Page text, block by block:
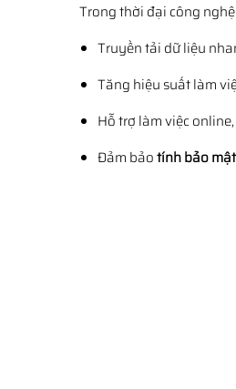
Trong thời đại công nghệ
Truyền tải dữ liệu
Tăng hiệu suất làm
Hỗ trợ làm việc
Đảm bảotính bảo